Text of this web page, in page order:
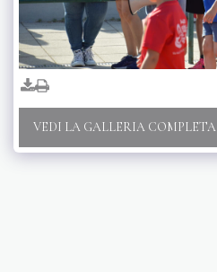
VEDI LA GALLERIA COMPLETA